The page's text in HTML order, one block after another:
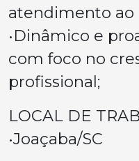
atendimento ao
•Dinâmico e
com foco no
profissional;
LOCAL DE
•Joaçaba/SC